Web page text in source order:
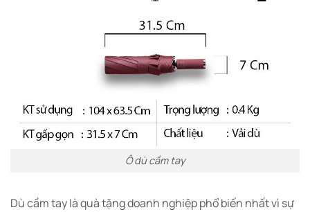
Ô dù cầm tay
Dù cầm tay là quà tặng doanh nghiệp phổ biến nhất vì sự